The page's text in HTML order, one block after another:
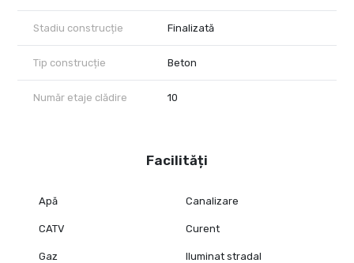
Stadiu construcție Finalizată
Tip construcție Beton
Număr etaje clădire 10
Facilități
Apă Canalizare
CATV Curent
Gaz Iluminat stradal